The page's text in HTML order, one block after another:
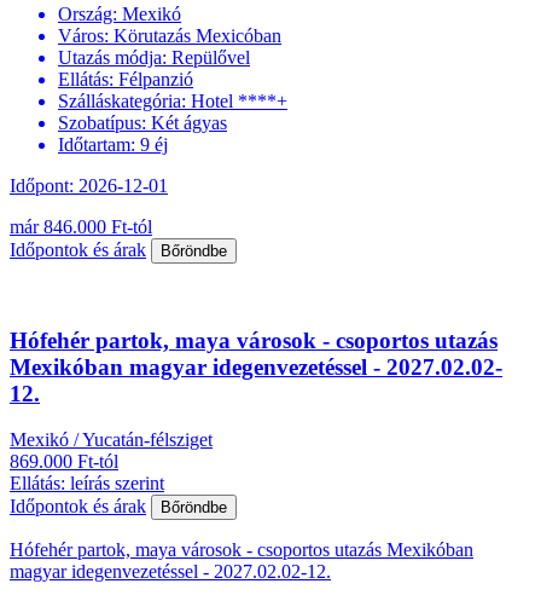
Ország: Mexikó
Város: Körutazás Mexicóban
Utazás módja: Repülővel
Ellátás: Félpanzió
Szálláskategória: Hotel ****+
Szobatípus: Két ágyas
Időtartam: 9 éj
Időpont: 2026-12-01
már 846.000 Ft-tól
Időpontok és árak
Bőröndbe
Hófehér partok, maya városok - csoportos utazás
Mexikóban magyar idegenvezetéssel - 2027.02.02-
12.
Mexikó / Yucatán-félsziget
869.000 Ft-tól
Ellátás: leírás szerint
Időpontok és árak
Bőröndbe
Hófehér partok, maya városok - csoportos utazás Mexikóban
magyar idegenvezetéssel - 2027.02.02-12.